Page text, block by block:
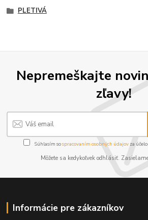
PLETIVÁ
Nepremeškajte
zľavy!
Súhlasím sospracovaním osobných údajov za
Môžete sa kedykoľvek odhlásiť.
Informácie pre zákazníkov